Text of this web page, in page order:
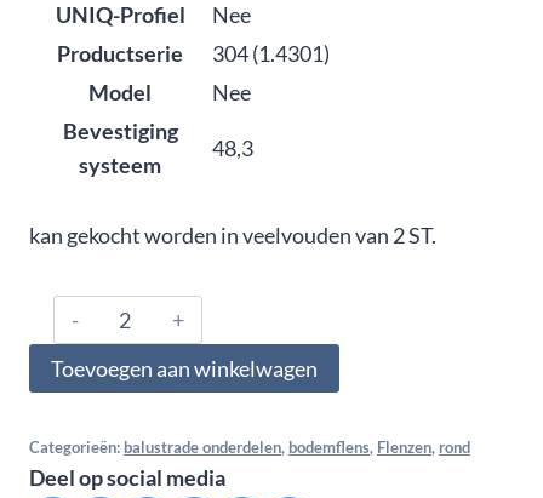
UNIQ-Profiel
Nee
Productserie
304 (1.4301)
Model
Nee
Bevestiging
systeem
48,3
kan gekocht worden in veelvouden van 2 ST.
304.486.0172,
Bodem
flens
115
mm
Toevoegen aan winkelwagen
Categorieën: balustrade onderdelen, bodemflens, Flenzen, rond
Deel op social media